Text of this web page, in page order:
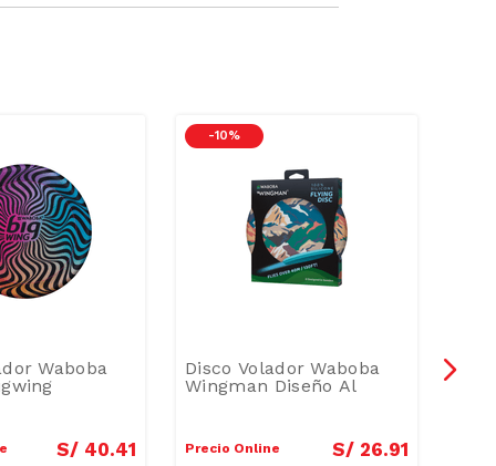
Waboba
S/ 40.41
-10 %
Disco Volador Waboba
Wingman Diseño Al
Precio Online S/ 26.91